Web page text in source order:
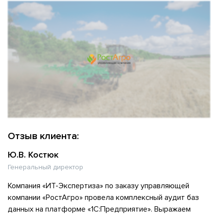
Отзыв клиента:
Ю.В. Костюк
Генеральный директор
Компания «ИТ-Экспертиза» по заказу управляющей
компании «РостАгро» провела комплексный аудит баз
данных на платформе «1С:Предприятие». Выражаем